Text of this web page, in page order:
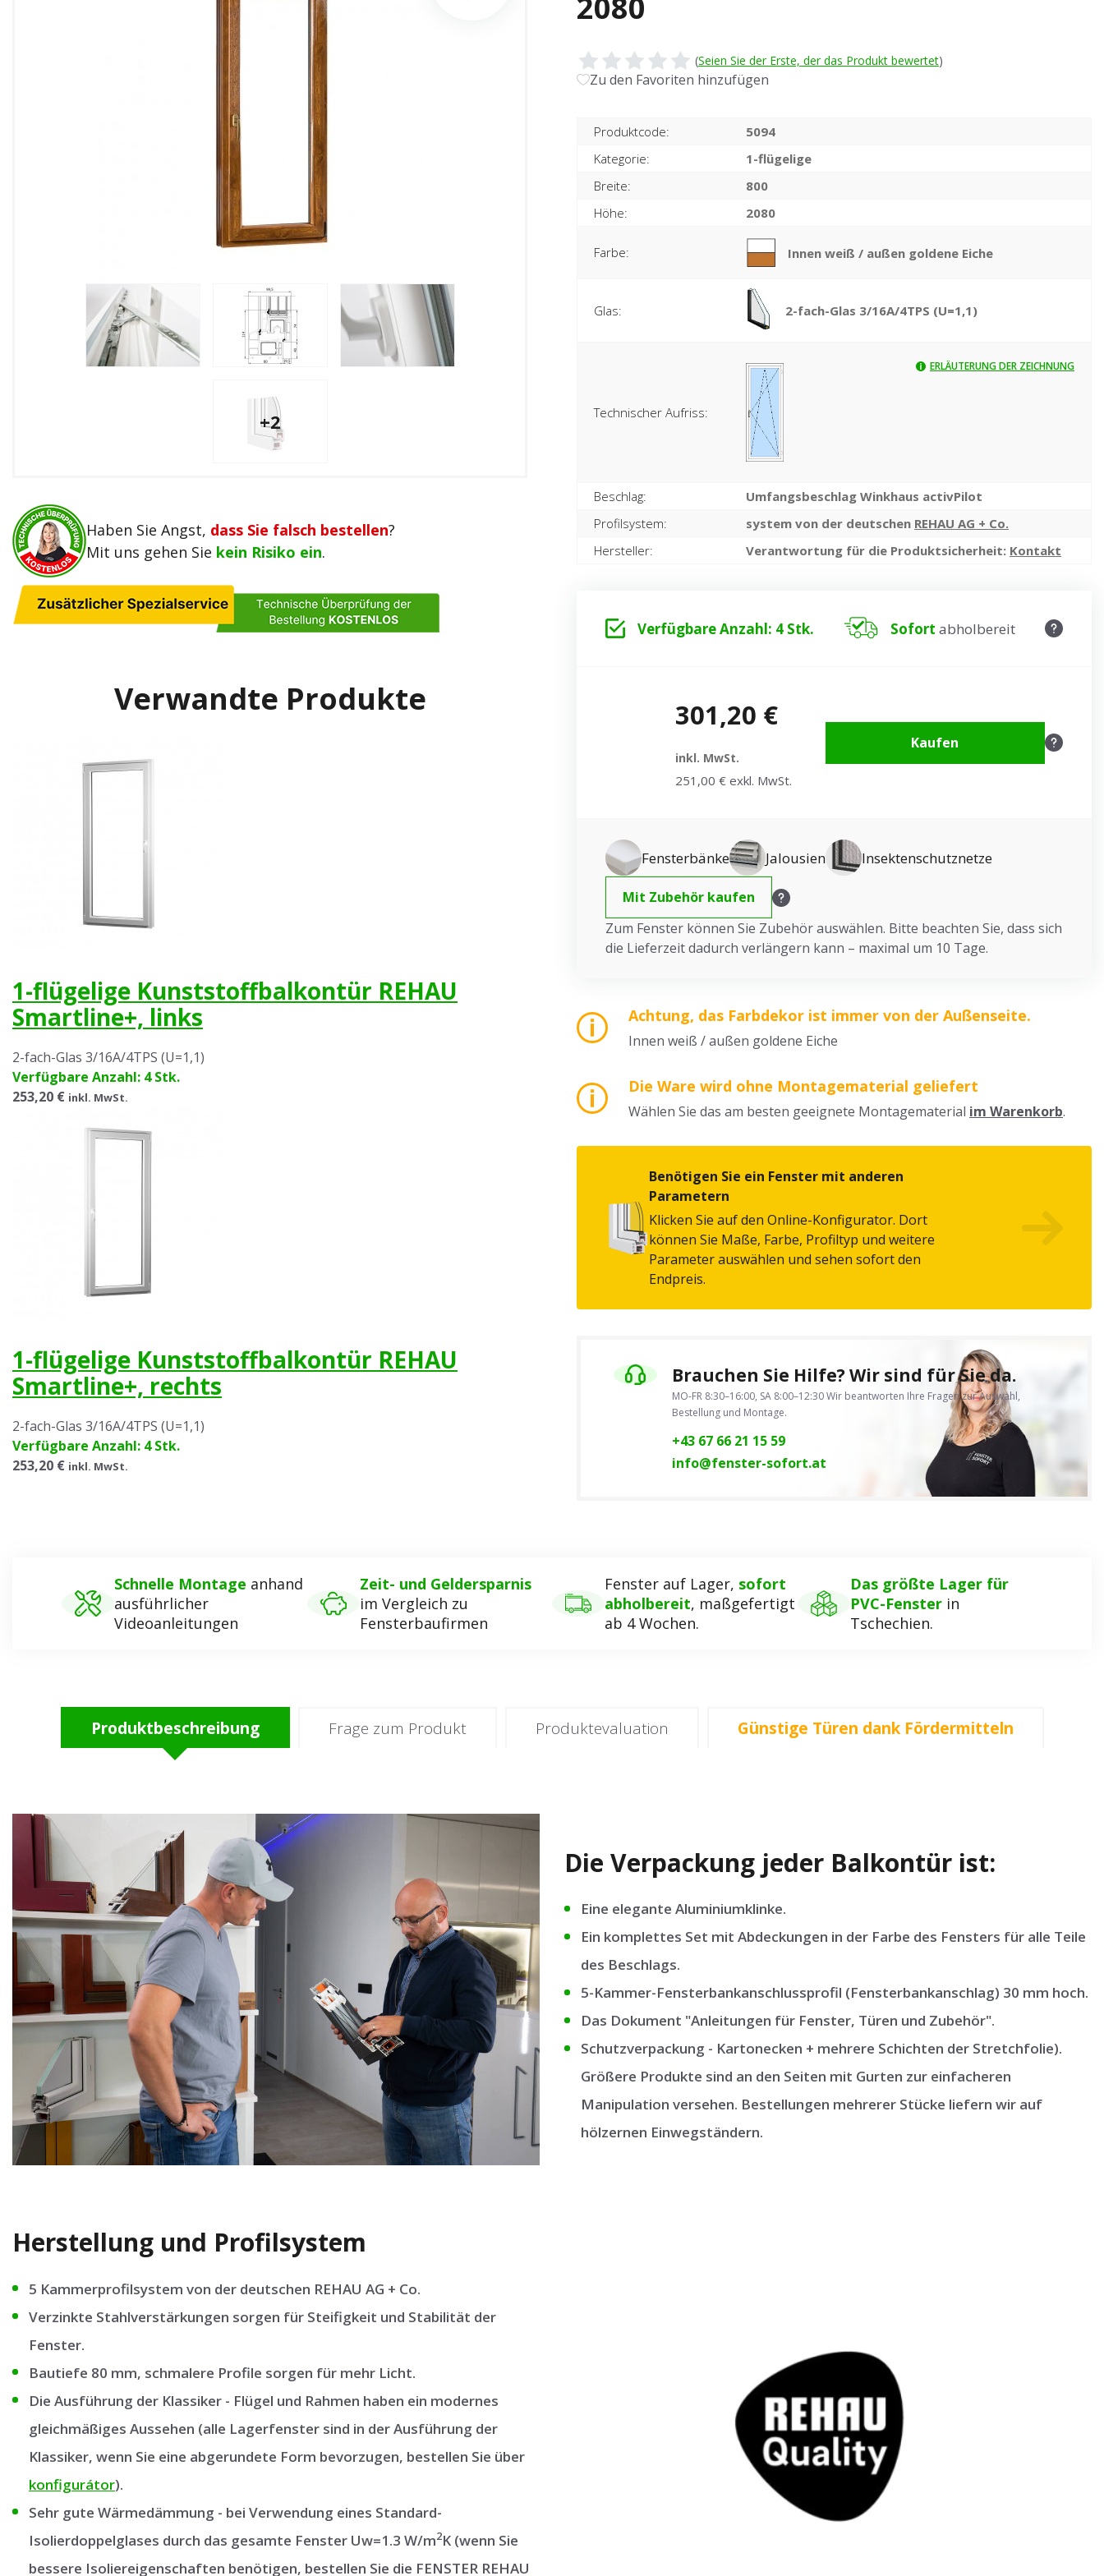
(Seien Sie der Erste, der das Produkt bewertet)
Zu den Favoriten hinzufügen
+2
Haben Sie Angst, dass Sie falsch bestellen?
Mit uns gehen Sie kein Risiko ein.
Verwandte Produkte
1-flügelige Kunststoffbalkontür REHAU
Smartline+, links
2-fach-Glas 3/16A/4TPS (U=1,1)
Verfügbare Anzahl: 4 Stk.
253,20 € inkl. MwSt.
1-flügelige Kunststoffbalkontür REHAU
Smartline+, rechts
2-fach-Glas 3/16A/4TPS (U=1,1)
Verfügbare Anzahl: 4 Stk.
253,20 € inkl. MwSt.
Produktcode:
5094
Kategorie:
1-flügelige
Breite:
800
Höhe:
2080
Farbe: Innen weiß / außen goldene Eiche
Glas: 2-fach-Glas 3/16A/4TPS (U=1,1)
Technischer Aufriss:
ERLÄUTERUNG DER ZEICHNUNG
Beschlag:
Umfangsbeschlag Winkhaus activPilot
Profilsystem:
system von der deutschen REHAU AG + Co.
Hersteller:
Verantwortung für die Produktsicherheit: Kontakt
Verfügbare Anzahl: 4 Stk. Sofort abholbereit
301,20 €
inkl. MwSt.
251,00 € exkl. MwSt.
Kaufen
Fensterbänke Jalousien Insektenschutznetze
Mit Zubehör kaufen
Zum Fenster können Sie Zubehör auswählen. Bitte beachten Sie, dass sich
die Lieferzeit dadurch verlängern kann – maximal um 10 Tage.
Achtung, das Farbdekor ist immer von der Außenseite.
Innen weiß / außen goldene Eiche
Die Ware wird ohne Montagematerial geliefert
Wählen Sie das am besten geeignete Montagematerial im Warenkorb.
Benötigen Sie ein Fenster mit anderen
Parametern
Klicken Sie auf den Online-Konfigurator. Dort
können Sie Maße, Farbe, Profiltyp und weitere
Parameter auswählen und sehen sofort den
Endpreis.
Brauchen Sie Hilfe? Wir sind für Sie da.
MO-FR 8:30–16:00, SA 8:00–12:30Wir beantworten Ihre Fragen zur Auswahl,
Bestellung und Montage.
+43 67 66 21 15 59
info@fenster-sofort.at
Schnelle Montage anhand
ausführlicher
Videoanleitungen
Zeit- und Geldersparnis
im Vergleich zu
Fensterbaufirmen
Fenster auf Lager, sofort
abholbereit, maßgefertigt
ab 4 Wochen.
Das größte Lager für
PVC-Fensterin
Tschechien.
Produktbeschreibung Frage zum Produkt Produktevaluation Günstige Türen dank Fördermitteln
Die Verpackung jeder Balkontür ist:
Eine elegante Aluminiumklinke.
Ein komplettes Set mit Abdeckungen in der Farbe des Fensters für alle Teile
des Beschlags.
5-Kammer-Fensterbankanschlussprofil (Fensterbankanschlag) 30 mm hoch.
Das Dokument "Anleitungen für Fenster, Türen und Zubehör".
Schutzverpackung - Kartonecken + mehrere Schichten der Stretchfolie).
Größere Produkte sind an den Seiten mit Gurten zur einfacheren
Manipulation versehen. Bestellungen mehrerer Stücke liefern wir auf
hölzernen Einwegständern.
Herstellung und Profilsystem
5 Kammerprofilsystem von der deutschen REHAU AG + Co.
Verzinkte Stahlverstärkungen sorgen für Steifigkeit und Stabilität der
Fenster.
Bautiefe 80 mm, schmalere Profile sorgen für mehr Licht.
Die Ausführung der Klassiker - Flügel und Rahmen haben ein modernes
gleichmäßiges Aussehen (alle Lagerfenster sind in der Ausführung der
Klassiker, wenn Sie eine abgerundete Form bevorzugen, bestellen Sie über
konfigurátor).
Sehr gute Wärmedämmung - bei Verwendung eines Standard-
Isolierdoppelglases durch das gesamte Fenster Uw=1.3 W/m2K (wenn Sie
bessere Isoliereigenschaften benötigen, bestellen Sie die FENSTER REHAU